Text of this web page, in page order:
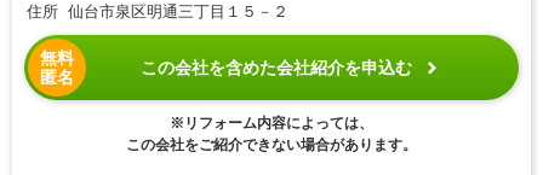
住所 仙台市泉区明通三丁目１５－２
無料
匿名
この会社を含めた会社紹介を申込む
※リフォーム内容によっては、
この会社をご紹介できない場合があります。